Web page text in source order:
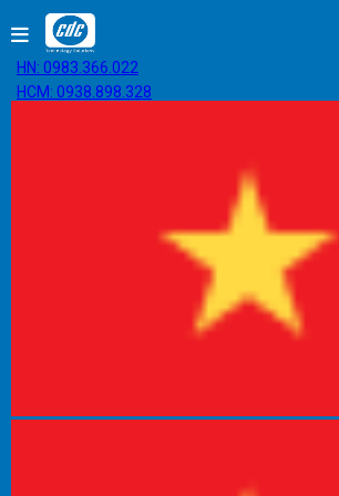
HN: 0983.366.022
HCM: 0938.898.328